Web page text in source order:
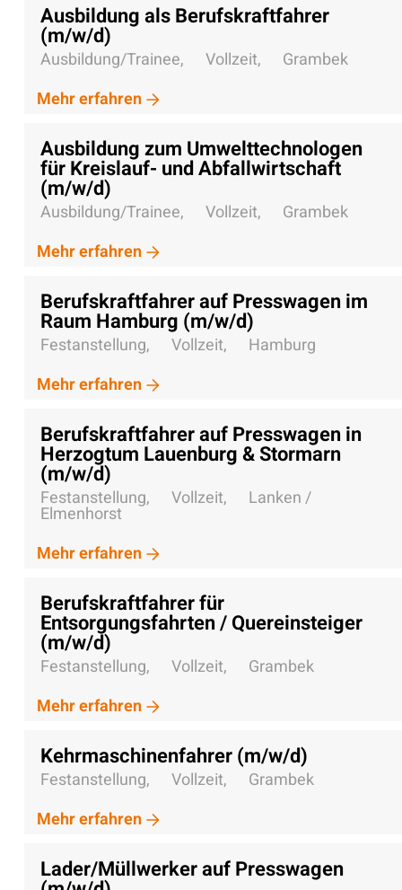
Ausbildung als Berufskraftfahrer
(m/w/d)
Ausbildung/Trainee, Vollzeit,
Grambek
Mehr erfahren
Ausbildung zum Umwelttechnologen
für Kreislauf- und Abfallwirtschaft
(m/w/d)
Ausbildung/Trainee, Vollzeit,
Grambek
Mehr erfahren
Berufskraftfahrer auf Presswagen im
Raum Hamburg (m/w/d)
Festanstellung, Vollzeit,
Hamburg
Mehr erfahren
Berufskraftfahrer auf Presswagen in
Herzogtum Lauenburg & Stormarn
(m/w/d)
Festanstellung, Vollzeit, Lanken /
Elmenhorst
Mehr erfahren
Berufskraftfahrer für
Entsorgungsfahrten / Quereinsteiger
(m/w/d)
Festanstellung, Vollzeit,
Grambek
Mehr erfahren
Kehrmaschinenfahrer (m/w/d)
Festanstellung, Vollzeit,
Grambek
Mehr erfahren
Lader/Müllwerker auf Presswagen